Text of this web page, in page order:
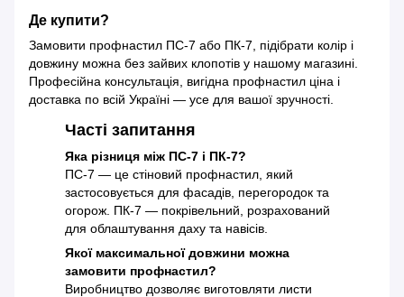
Де купити?
Замовити профнастил ПС-7 або ПК-7, підібрати колір і
довжину можна без зайвих клопотів у нашому магазині.
Професійна консультація, вигідна профнастил ціна і
доставка по всій Україні — усе для вашої зручності.
Часті запитання
Яка різниця між ПС-7 і ПК-7?
ПС-7 — це стіновий профнастил, який
застосовується для фасадів, перегородок та
огорож. ПК-7 — покрівельний, розрахований
для облаштування даху та навісів.
Якої максимальної довжини можна
замовити профнастил?
Виробництво дозволяє виготовляти листи